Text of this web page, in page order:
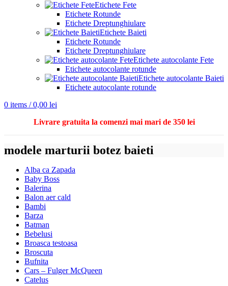
Etichete Fete
Etichete Rotunde
Etichete Dreptunghiulare
Etichete Baieti
Etichete Rotunde
Etichete Dreptunghiulare
Etichete autocolante Fete
Etichete autocolante rotunde
Etichete autocolante Baieti
Etichete autocolante rotunde
0 items / 0,00 lei
Livrare gratuita la comenzi mai mari de 350 lei
modele marturii botez baieti
Alba ca Zapada
Baby Boss
Balerina
Balon aer cald
Bambi
Barza
Batman
Bebelusi
Broasca testoasa
Broscuta
Bufnita
Cars – Fulger McQueen
Catelus